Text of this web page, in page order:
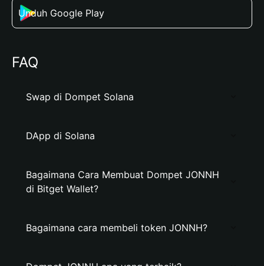
Unduh Google Play
FAQ
Swap di Dompet Solana
DApp di Solana
Bagaimana Cara Membuat Dompet JONNH
di Bitget Wallet?
Bagaimana cara membeli token JONNH?